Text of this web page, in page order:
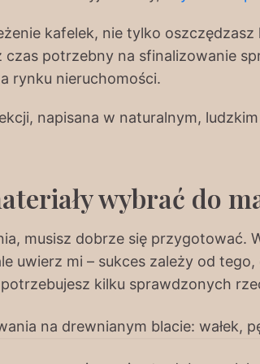
kafelek, nie tylko
czas potrzebny na sfinalizowanie
rynku nieruchomości.
napisana w naturalnym,
wybrać do
musisz dobrze się przygotować.
uwierz mi – sukces zależy od
potrzebujesz kilku sprawdzonych